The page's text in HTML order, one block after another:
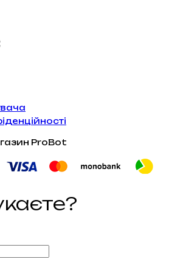
ProBot